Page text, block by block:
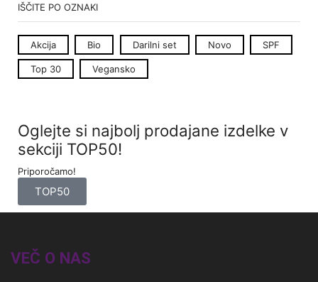
IŠČITE PO OZNAKI
Akcija Bio Darilni set Novo SPF
Top 30 Vegansko
Oglejte si najbolj prodajane izdelke v
sekciji TOP50!
Priporočamo!
TOP50
VEČ O NAS